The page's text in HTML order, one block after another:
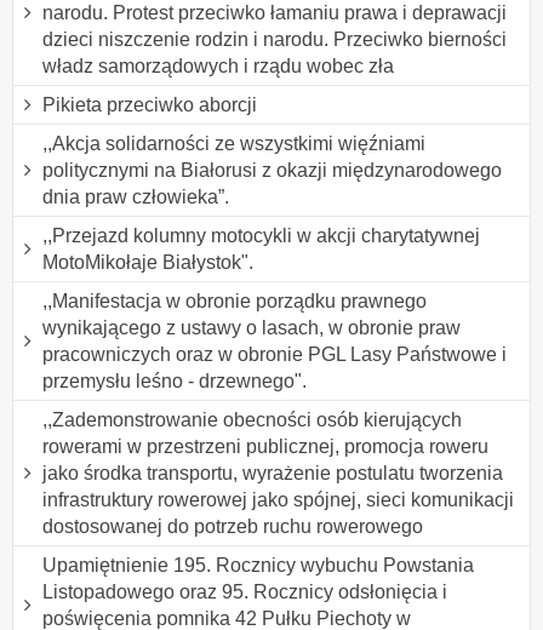
narodu. Protest przeciwko łamaniu prawa i deprawacji
dzieci niszczenie rodzin i narodu. Przeciwko bierności
władz samorządowych i rządu wobec zła
Pikieta przeciwko aborcji
,,Akcja solidarności ze wszystkimi więźniami
politycznymi na Białorusi z okazji międzynarodowego
dnia praw człowieka”.
,,Przejazd kolumny motocykli w akcji charytatywnej
MotoMikołaje Białystok".
,,Manifestacja w obronie porządku prawnego
wynikającego z ustawy o lasach, w obronie praw
pracowniczych oraz w obronie PGL Lasy Państwowe i
przemysłu leśno - drzewnego".
,,Zademonstrowanie obecności osób kierujących
rowerami w przestrzeni publicznej, promocja roweru
jako środka transportu, wyrażenie postulatu tworzenia
infrastruktury rowerowej jako spójnej, sieci komunikacji
dostosowanej do potrzeb ruchu rowerowego
Upamiętnienie 195. Rocznicy wybuchu Powstania
Listopadowego oraz 95. Rocznicy odsłonięcia i
poświęcenia pomnika 42 Pułku Piechoty w